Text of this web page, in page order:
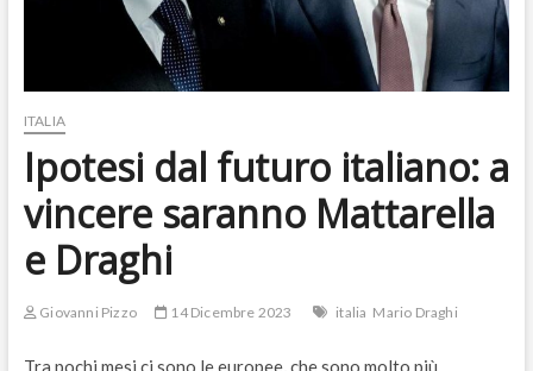
ITALIA
Ipotesi dal futuro italiano: a
vincere saranno Mattarella
e Draghi
Giovanni Pizzo 14 Dicembre 2023 italia Mario Draghi
Tra pochi mesi ci sono le europee, che sono molto più